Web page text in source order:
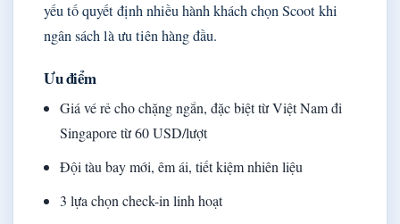
yếu tố quyết định nhiều hành khách chọn Scoot khi
ngân sách là ưu tiên hàng đầu.
Ưu điểm
Giá vé rẻ cho chặng ngắn, đặc biệt từ Việt Nam đi
Singapore từ 60 USD/lượt
Đội tàu bay mới, êm ái, tiết kiệm nhiên liệu
3 lựa chọn check-in linh hoạt